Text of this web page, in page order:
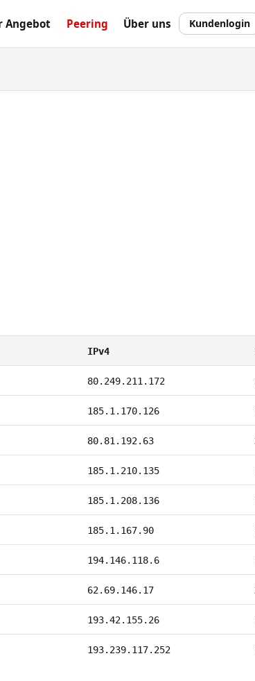
Angebot Peering Über uns Kundenlogin
IPv4
80.249.211.172
185.1.170.126
80.81.192.63
185.1.210.135
185.1.208.136
185.1.167.90
194.146.118.6
62.69.146.17
193.42.155.26
193.239.117.252